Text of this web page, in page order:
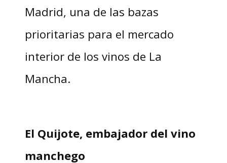
Madrid, una de las bazas
prioritarias para el mercado
interior de los vinos de La
Mancha.
El Quijote, embajador del vino
manchego